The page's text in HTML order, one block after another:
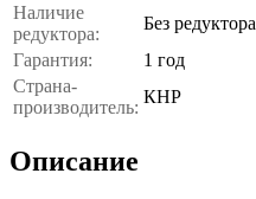
Наличие
редуктора:
Без редуктора
Гарантия:
1 год
Страна-
производитель:
КНР
Описание